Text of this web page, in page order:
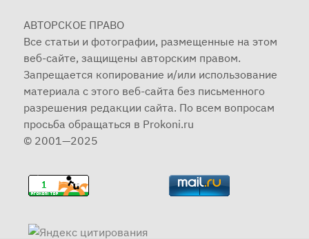
АВТОРСКОЕ ПРАВО
Все статьи и фотографии, размещенные на этом
веб-сайте, защищены авторским правом.
Запрещается копирование и/или использование
материала с этого веб-сайта без письменного
разрешения редакции сайта. По всем вопросам
просьба обращаться в Prokoni.ru
© 2001—2025